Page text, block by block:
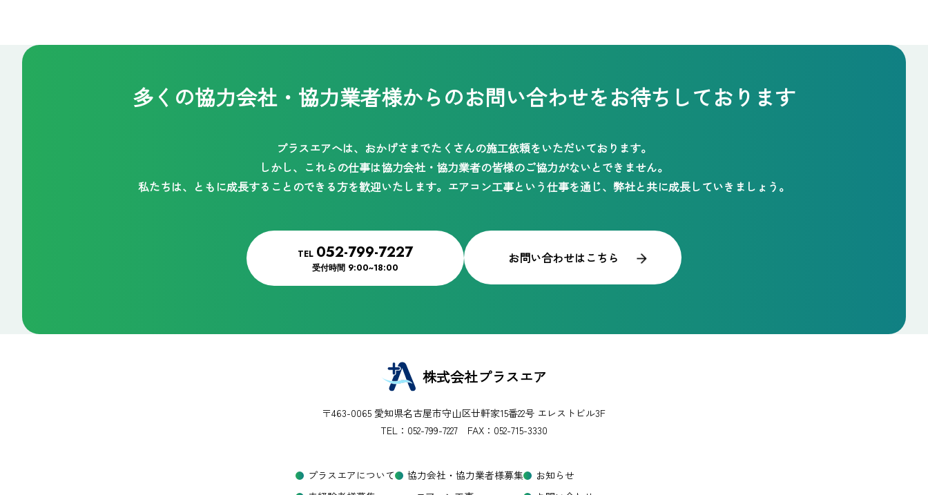
多くの協力会社・協力業者様からのお問い合わせをお待ちしております
プラスエアへは、おかげさまでたくさんの施工依頼をいただいております。
しかし、これらの仕事は協力会社・協力業者の皆様のご協力がないとできません。
私たちは、ともに成長することのできる方を歓迎いたします。 エアコン工事という仕事を通じ、弊社と共に成長していきましょう。
TEL 052-799-7227
受付時間 9:00~18:00
お問い合わせはこちら
株式会社プラスエア
〒463-0065 愛知県名古屋市守山区廿軒家15番22号 エレストビル3F
TEL： 052-799-7227FAX：052-715-3330
プラスエアについて
協力会社・協力業者様募集
お知らせ